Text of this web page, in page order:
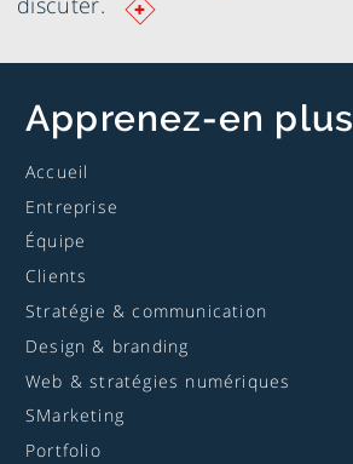
le
pour
rejoindre
Apprenez-en plus
Accueil
Entreprise
Équipe
Clients
Stratégie & communication
Design & branding
Web & stratégies numériques
SMarketing
Portfolio